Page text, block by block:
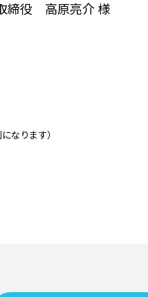
役 高原亮介 様
なります）